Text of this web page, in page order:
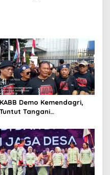
KABB Demo Kemendagri,
Tuntut Tangani
Jabatan